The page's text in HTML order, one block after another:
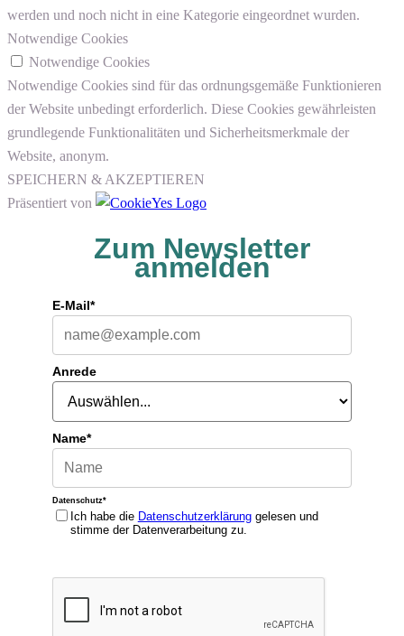
werden und noch nicht in eine Kategorie eingeordnet wurden.
Notwendige Cookies
Notwendige Cookies
Notwendige Cookies sind für das ordnungsgemäße Funktionieren
der Website unbedingt erforderlich. Diese Cookies gewährleisten
grundlegende Funktionalitäten und Sicherheitsmerkmale der
Website, anonym.
SPEICHERN & AKZEPTIEREN
Präsentiert von
Zum Newsletter
anmelden
E-Mail*
Anrede
Name*
Datenschutz*
Ich habe die Datenschutzerklärunggelesen und
stimme der Datenverarbeitung zu.